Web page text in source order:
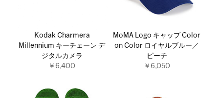
Kodak Charmera
Millennium キーチェーン デ
ジタルカメラ
￥6,400
MoMA Logo キャップ Color
on Color ロイヤルブルー／
ピーチ
￥6,050